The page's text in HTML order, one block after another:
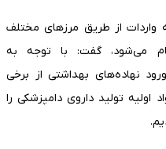
واردات از طریق مرزهای مختلف
می‌شود، گفت: با توجه به
نهاده‌های بهداشتی از برخی
تولید داروی دامپزشکی را